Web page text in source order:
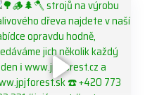
#biojack #regon #vahvajussi